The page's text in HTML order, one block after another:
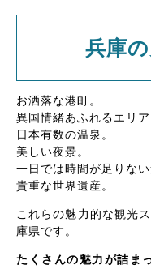
兵庫
お洒落な港町。
異国情緒あふれるエリア
日本有数の温泉。
美しい夜景。
一日では時間が足りない
貴重な世界遺産。
これらの魅力的な観光
庫県です。
たくさんの魅力が詰ま